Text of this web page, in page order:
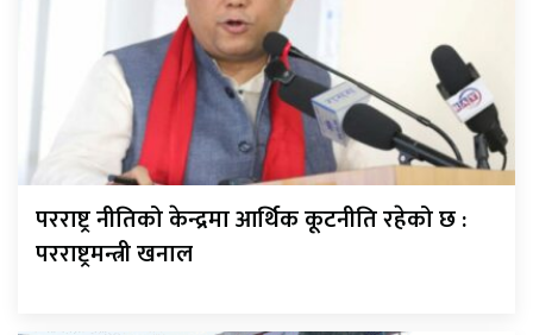
परराष्ट्र नीतिको केन्द्रमा आर्थिक कूटनीति रहेको छ :
परराष्ट्रमन्त्री खनाल